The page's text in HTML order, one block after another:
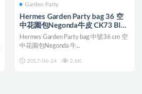
Garden Party
Hermes Garden Party bag 36 空
中花園包Negonda牛皮 CK73 Blue
saphir寶石藍
Hermes Garden Party bag 中號36 cm 空
中花園包Negonda 牛...
2017-06-24 2.6K